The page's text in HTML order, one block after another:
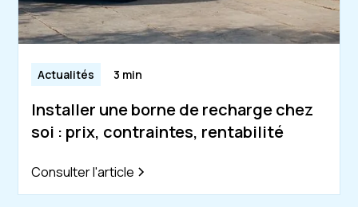
Actualités 3 min
Installer une borne de recharge chez
soi : prix, contraintes, rentabilité
Consulter l'article